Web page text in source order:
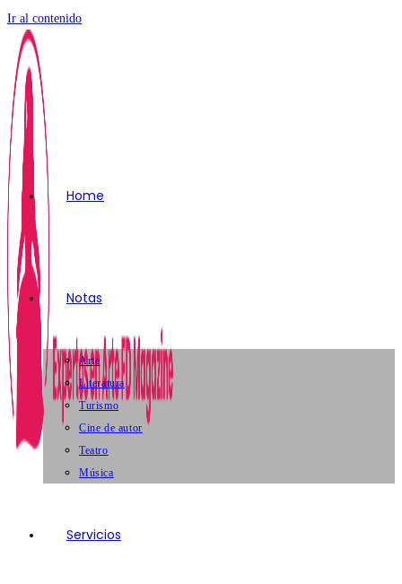
Ir al contenido
Home
Notas
Arte
Literatura
Turismo
Cine de autor
Teatro
Música
Servicios